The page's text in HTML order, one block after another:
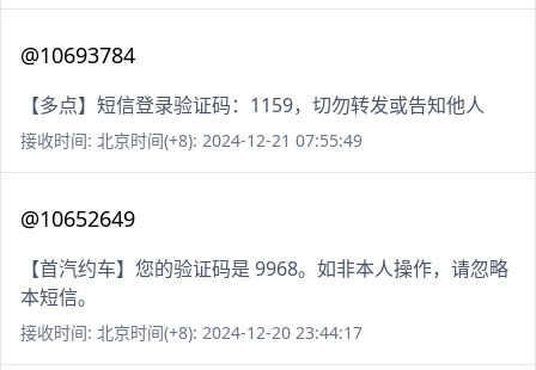
@10693784
【多点】短信登录验证码：1159，切勿转发或告知他人
接收时间: 北京时间(+8): 2024-12-21 07:55:49
@10652649
【首汽约车】您的验证码是 9968。如非本人操作，请忽略
本短信。
接收时间: 北京时间(+8): 2024-12-20 23:44:17